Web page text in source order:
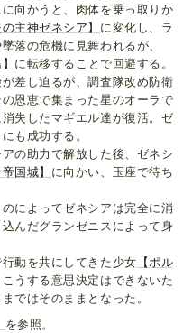
向かうと、肉体を乗っ取りか
の主神ゼネシア】 に変化し、ラ
落の危機に見舞われるが、
に転移することで回避する。
差し迫るが、調査隊改め防衛
恩恵で集まった星のオーラで
失したマギエル達が復活。ゼ
も成功する。
の助力で解放した後、ゼネシ
国城】 に向かい、玉座で待ち
によってゼネシアは完全に消
んだグランゼニスによって身
動を共にしてきた少女 【ポル
うする意思決定はできないた
ではそのままとなった。
を参照。